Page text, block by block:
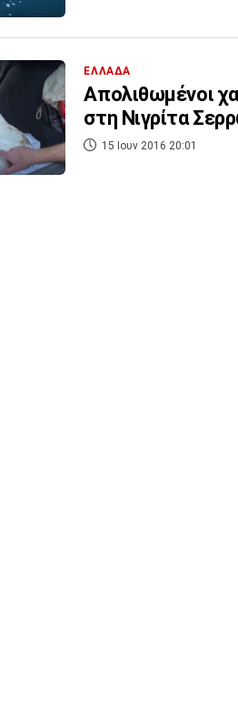
ΕΛΛΑΔΑ
Απολιθωμένοι
στη Νιγρίτα
15 Ιουν 2016 20:01